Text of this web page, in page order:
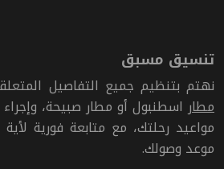
تنسيق مسبق
نهتم بتنظيم جميع التفاصيل
مطار اسطنبول أو مطار صبيحة، وإجراء
مواعيد رحلتك، مع متابعة فورية
موعد وصولك.